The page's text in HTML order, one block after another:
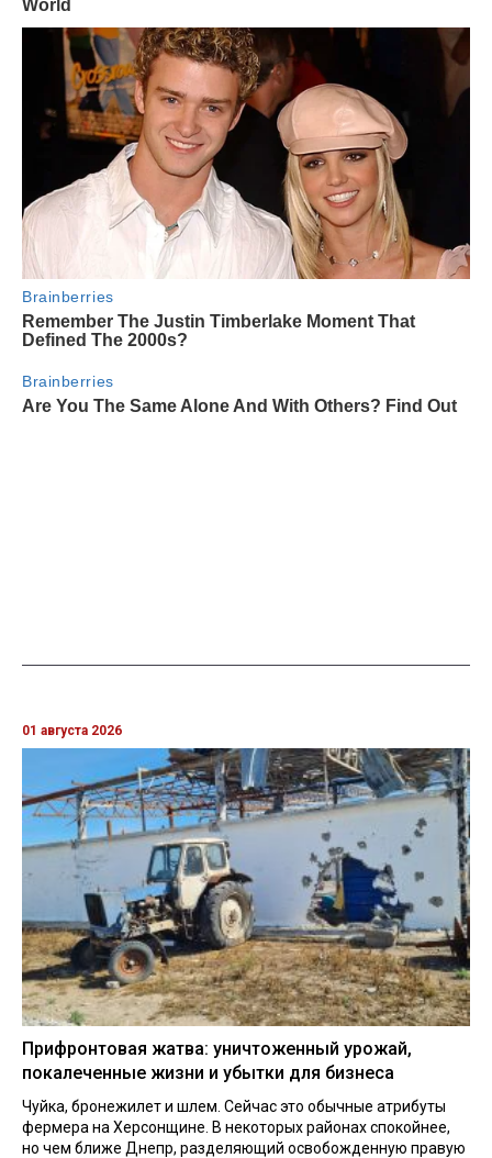
01 августа 2026
Прифронтовая жатва: уничтоженный урожай,
покалеченные жизни и убытки для бизнеса
Чуйка, бронежилет и шлем. Сейчас это обычные атрибуты
фермера на Херсонщине. В некоторых районах спокойнее,
но чем ближе Днепр, разделяющий освобожденную правую